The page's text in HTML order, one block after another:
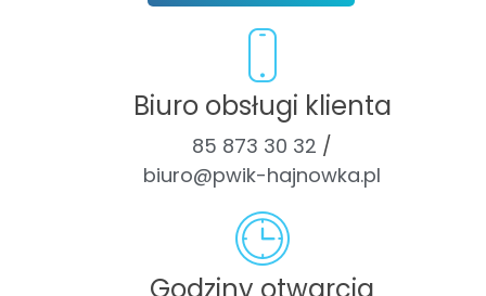
Biuro obsługi klienta
85 873 30 32 /
biuro@pwik-hajnowka.pl
Godziny otwarcia